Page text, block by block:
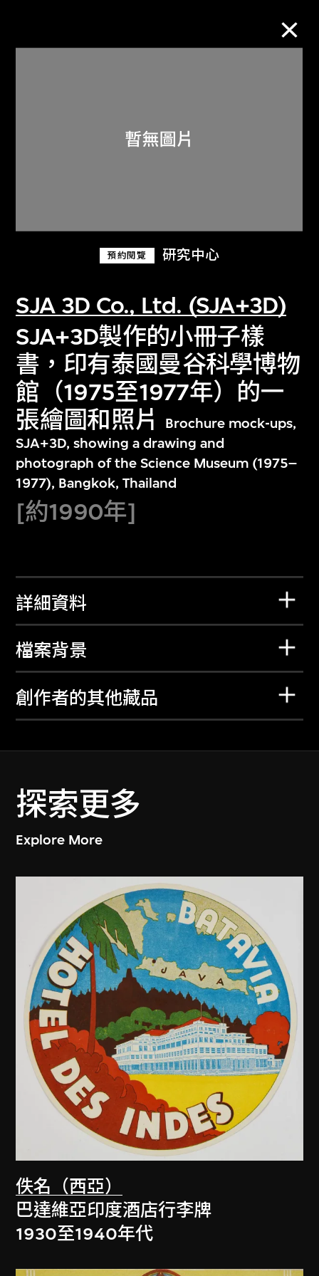
預約閱覽 研究中心
SJA 3D Co., Ltd. (SJA+3D)
SJA+3D製作的小冊子樣
書，印有泰國曼谷科學博物
館（1975至1977年）的一
張繪圖和照片
Brochure mock-ups,
SJA+3D, showing a drawing and
photograph of the Science Museum (1975–
1977), Bangkok, Thailand
[約1990年]
詳細資料
檔案背景
創作者的其他藏品
探索更多
Explore More
佚名（西亞）
巴達維亞印度酒店行李牌
1930至1940年代
關於M+藏品
探索世界頂級的二十及二十一世紀視覺